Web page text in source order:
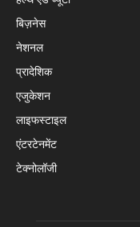
बिज़नेस
नेशनल
प्रादेशिक
एजुकेशन
लाइफस्टाइल
एंटरटेनमेंट
टेक्नोलॉजी